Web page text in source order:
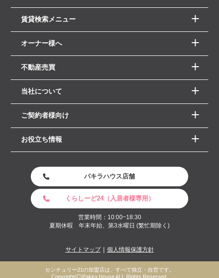
賃貸検索メニュー
オーナー様へ
不動産売買
当社について
ご契約者様向け
お役立ち情報
パキラハウス店舗
くらしーど24（入居者様専用）
営業時間：10:00~18:30
夏期休暇 年末年始、第3水曜日 (繁忙期除く)
サイトマップ 個人情報保護方針
センチュリー21の加盟店は、すべて独立・自営です。
Copyright(C)Pakira House ALL Rights Reserved.